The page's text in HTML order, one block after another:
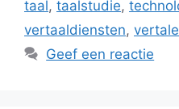
taal, taalstudie,
vertaaldiensten,
Geef een reactie